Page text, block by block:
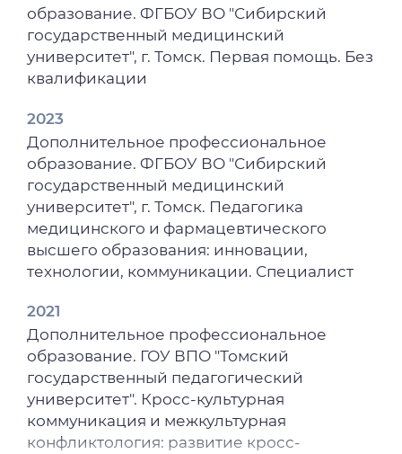
образование. ФГБОУ ВО "Сибирский
государственный медицинский
университет", г. Томск. Первая помощь. Без
квалификации
2023
Дополнительное профессиональное
образование. ФГБОУ ВО "Сибирский
государственный медицинский
университет", г. Томск. Педагогика
медицинского и фармацевтического
высшего образования: инновации,
технологии, коммуникации. Специалист
2021
Дополнительное профессиональное
образование. ГОУ ВПО "Томский
государственный педагогический
университет". Кросс-культурная
коммуникация и межкультурная
конфликтология: развитие кросс-